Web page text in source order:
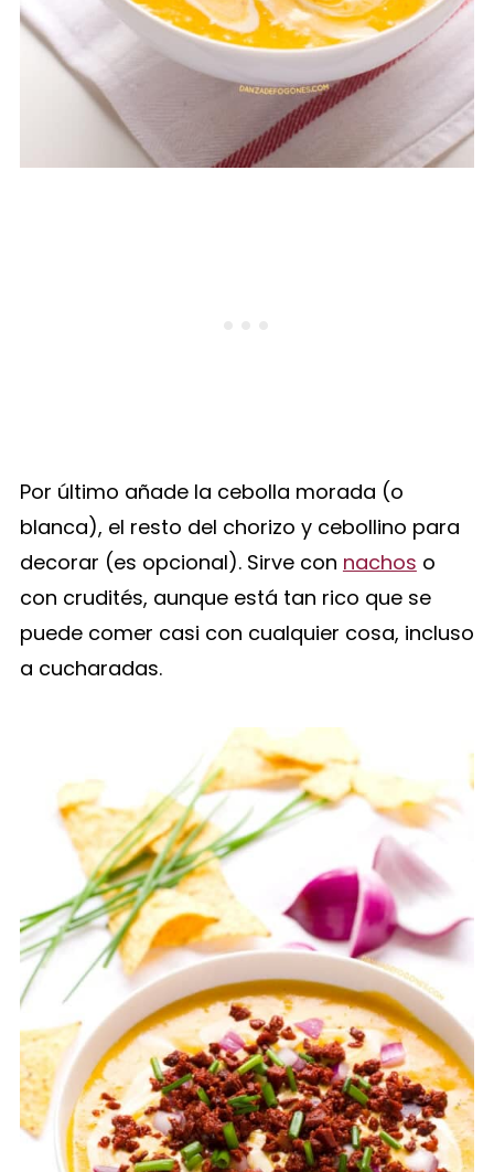
Por último añade la cebolla morada (o
blanca), el resto del chorizo y cebollino para
decorar (es opcional). Sirve con nachos o
con crudités, aunque está tan rico que se
puede comer casi con cualquier cosa, incluso
a cucharadas.